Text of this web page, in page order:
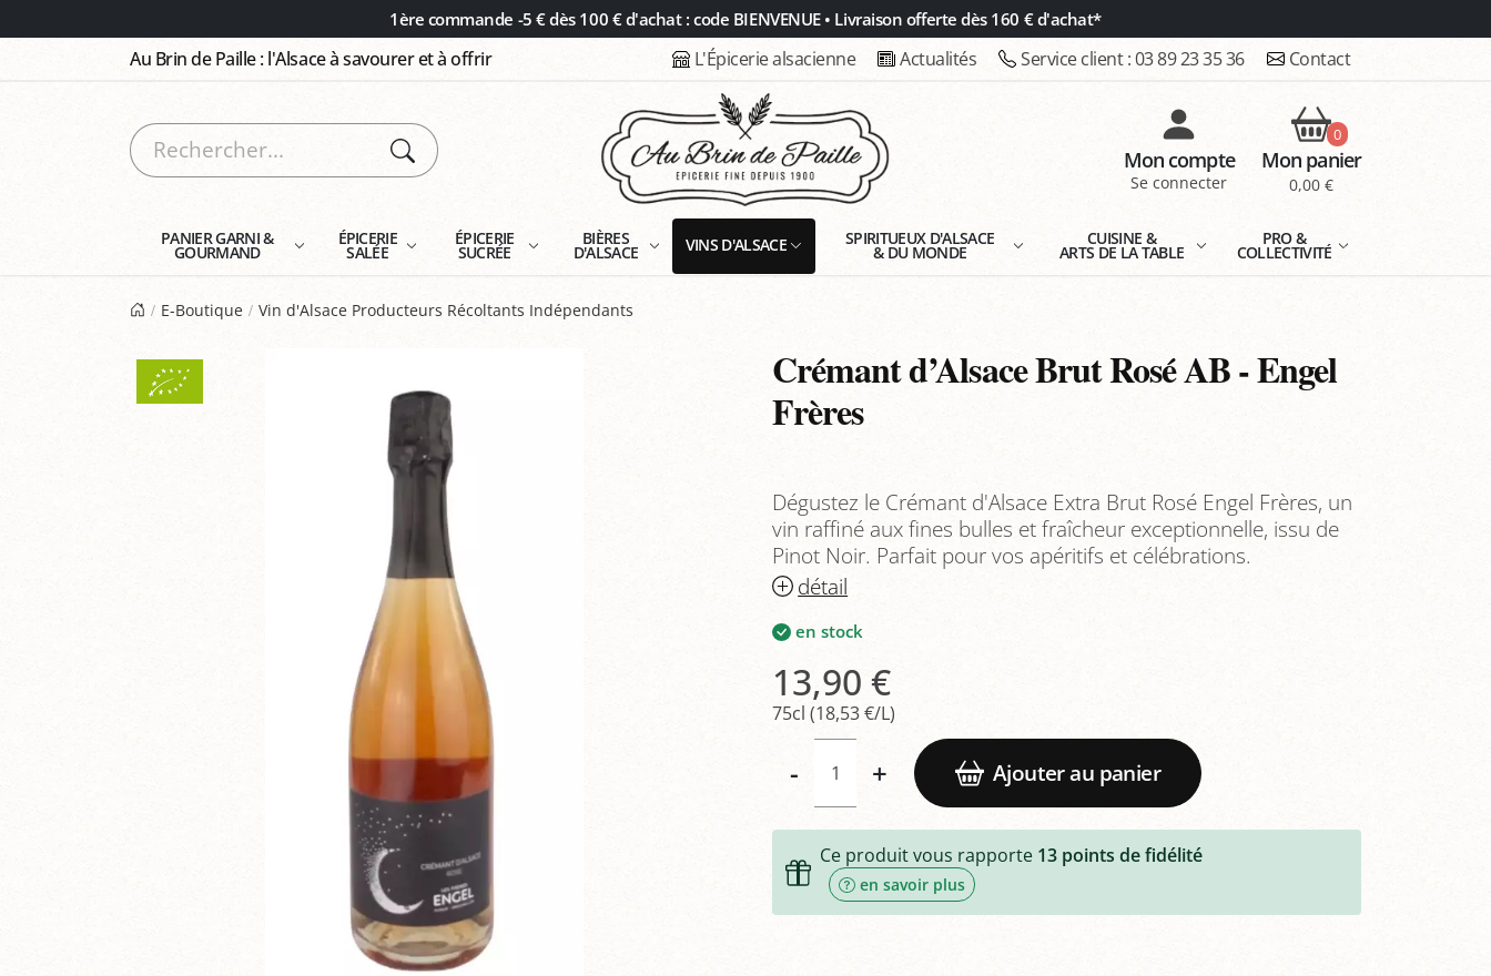
1ère commande -5 € dès 100 € d'achat : code BIENVENUE • Livraison offerte dès 160 € d'achat*
Au Brin de Paille : l'Alsace à savourer et à offrir L'Épicerie alsacienne Actualités Service client :03 89 23 35 36 Contact
Mon compte
Se connecter
0
Mon panier
0,00 €
PANIER GARNI &
GOURMAND
ÉPICERIE
SALÉE
ÉPICERIE
SUCRÉE
BIÈRES
D'ALSACE VINS D'ALSACE SPIRITUEUX D'ALSACE
& DU MONDE
CUISINE &
ARTS DE LA TABLE
PRO &
COLLECTIVITÉ
E-Boutique Vin d'Alsace Producteurs Récoltants Indépendants
Crémant d’Alsace Brut Rosé AB - Engel
Frères
Dégustez le Crémant d'Alsace Extra Brut Rosé Engel Frères, un
vin raffiné aux fines bulles et fraîcheur exceptionnelle, issu de
Pinot Noir. Parfait pour vos apéritifs et célébrations.
détail
en stock
13,90 €
75cl (18,53 €/L)
- + Ajouter au panier
Ce produit vous rapporte 13 points de fidélité
en savoir plus